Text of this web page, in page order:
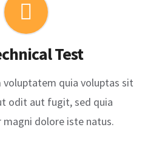
Test
voluptatem quia voluptas sit
odit aut fugit, sed quia
magni dolore iste natus.